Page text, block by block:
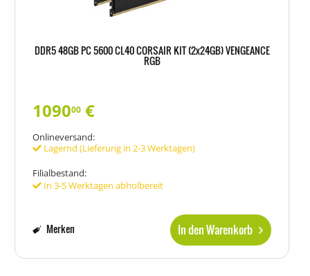
DDR5 48GB PC 5600 CL40 CORSAIR KIT (2x24GB) VENGEANCE
RGB
109000 €
Onlineversand:
Lagernd (Lieferung in 2-3 Werktagen)
Filialbestand:
In 3-5 Werktagen abholbereit
In den Warenkorb
Merken